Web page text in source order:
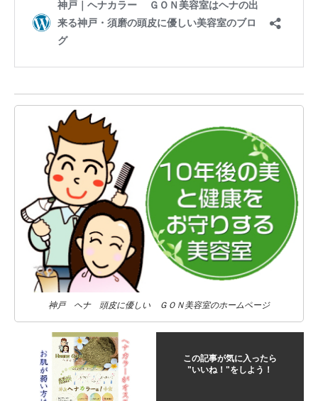
神戸 ヘナ 頭皮に優しい ＧＯＮ美容室のホームページ
この記事が気に入ったら
"いいね！"をしよう！